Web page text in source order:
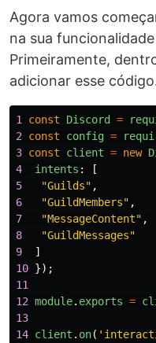
Agora vamos
na sua
Primeiramente,
adicionar esse
1 const Discord =
2
const config =
3 const client = new
4
intents :
[
5
"Guilds" ,
6
"GuildMembers" ,
7
"MessageContent" ,
8
"GuildMessages"
9
]
10 });
11
12 module. exports =
13
14 client . on( '